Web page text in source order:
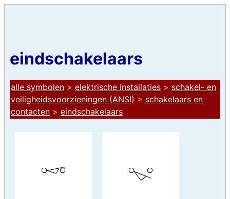
eindschakelaars
alle symbolen > elektrische installaties > schakel- en
veiligheidsvoorzieningen (ANSI) > schakelaars en
contacten > eindschakelaars